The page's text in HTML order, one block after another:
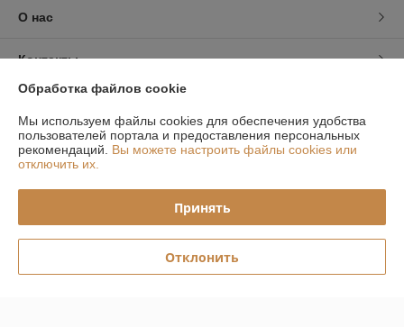
О нас
Контакты
График работы
Полная версия сайта
Политика обработки cookies
Сайт создан на платформе Deal.by
Обработка файлов cookie
Мы используем файлы cookies для обеспечения удобства
пользователей портала и предоставления персональных
рекомендаций. Вы можете настроить файлы cookies или
отключить их.
Принять
Отклонить